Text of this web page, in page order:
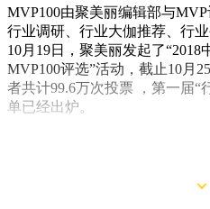
MVP100由聚美丽编辑部与
行业调研、行业大伽推荐、行
10月19日，聚美丽发起了
MVP100评选”活动，截止10月
者共计99.6万次投票 ，第一届“
单已经出炉。